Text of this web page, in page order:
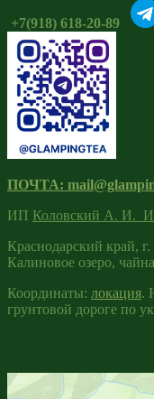
+7(918) 618-20-89
ПОЧТА:
ИП Коловский А. И.
Краснодарский край,
Калиновое озеро,
Координаты: локация.
грунтовой дороге по